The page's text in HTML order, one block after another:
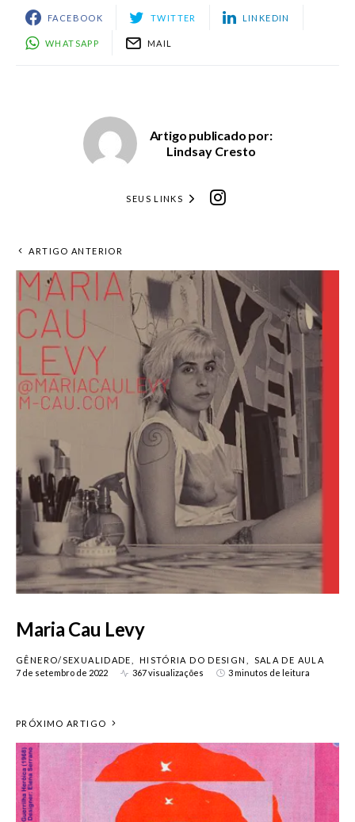
FACEBOOK TWITTER LINKEDIN
WHATSAPP MAIL
Artigo publicado por:
Lindsay Cresto
SEUS LINKS
ARTIGO ANTERIOR
Maria Cau Levy
GÊNERO/SEXUALIDADE HISTÓRIA DO DESIGN
SALA DE AULA
7 de setembro de 2022
367 visualizações 3 minutos de leitura
PRÓXIMO ARTIGO